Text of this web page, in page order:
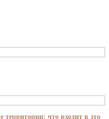
территории: что входит в это